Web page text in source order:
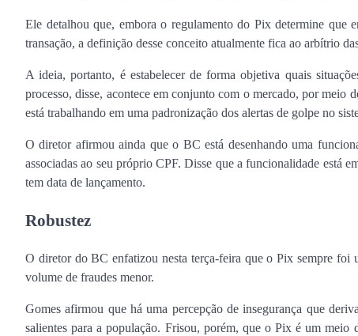
Ele detalhou que, embora o regulamento do Pix determine que
transação, a definição desse conceito atualmente fica ao arbítrio
A ideia, portanto, é estabelecer de forma objetiva quais
processo, disse, acontece em conjunto com o mercado, por meio
está trabalhando em uma padronização dos alertas de golpe no
O diretor afirmou ainda que o BC está desenhando uma
associadas ao seu próprio CPF. Disse que a funcionalidade está
tem data de lançamento.
Robustez
O diretor do BC enfatizou nesta terça-feira que o Pix sempre foi
volume de fraudes menor.
Gomes afirmou que há uma percepção de insegurança que
salientes para a população. Frisou, porém, que o Pix é um meio